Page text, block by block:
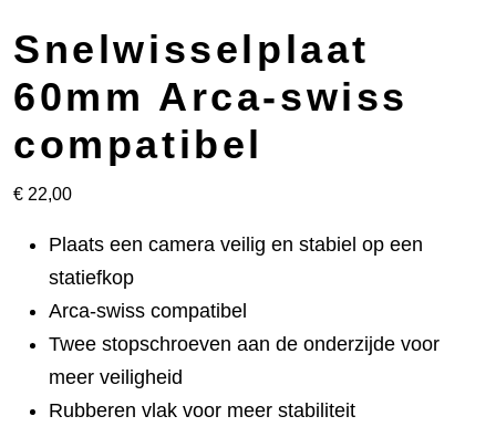
Snelwisselplaat
60mm Arca-swiss
compatibel
€ 22,00
Plaats een camera veilig en stabiel op een
statiefkop
Arca-swiss compatibel
Twee stopschroeven aan de onderzijde voor
meer veiligheid
Rubberen vlak voor meer stabiliteit